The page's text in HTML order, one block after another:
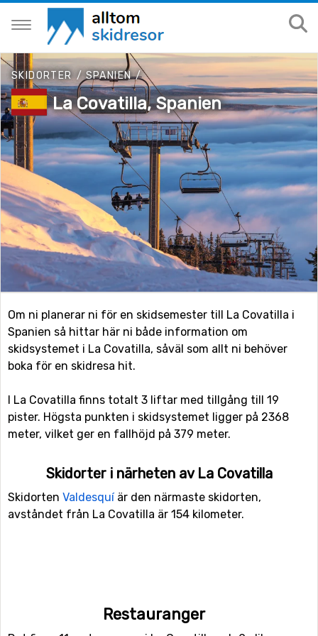
SKIDORTER / SPANIEN/
La Covatilla, Spanien
Om ni planerar ni för en skidsemester till La Covatilla i
Spanien så hittar här ni både information om
skidsystemet i La Covatilla, såväl som allt ni behöver
boka för en skidresa hit.
I La Covatilla finns totalt 3 liftar med tillgång till 19
pister. Högsta punkten i skidsystemet ligger på 2368
meter, vilket ger en fallhöjd på 379 meter.
Skidorter i närheten av La Covatilla
Skidorten Valdesquíär den närmaste skidorten,
avståndet från La Covatilla är 154 kilometer.
Restauranger